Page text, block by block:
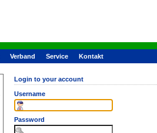
Verband Service Kontakt
Login to your account
Username
Password